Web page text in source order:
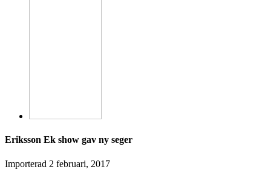
Eriksson Ek show gav ny seger
Importerad 2 februari, 2017